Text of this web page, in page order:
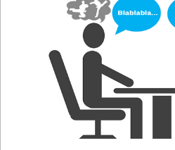
VieAsso
Infos
Divers
Abo Lettrasso